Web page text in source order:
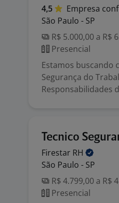
4,5 Empresa
São Paulo - SP
R$ 5.000,00 a R$
Presencial
Estamos buscando
Segurança do
Responsabilidades
Tecnico
Firestar RH
São Paulo - SP
R$ 4.799,00 a R$
Presencial